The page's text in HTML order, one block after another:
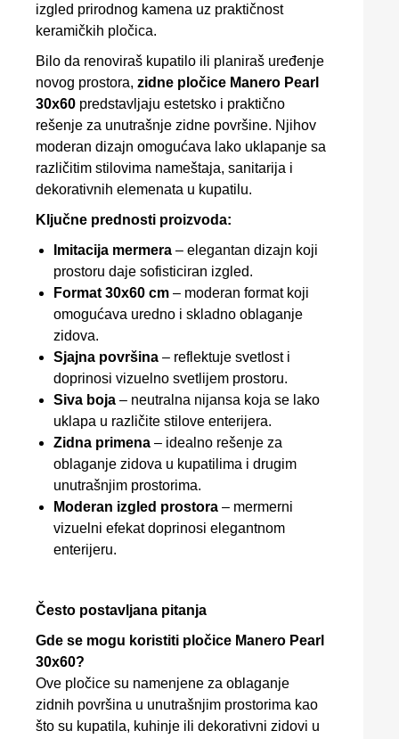
izgled prirodnog kamena uz praktičnost
keramičkih pločica.
Bilo da renoviraš kupatilo ili planiraš uređenje
novog prostora, zidne pločice Manero Pearl
30x60 predstavljaju estetsko i praktično
rešenje za unutrašnje zidne površine. Njihov
moderan dizajn omogućava lako uklapanje sa
različitim stilovima nameštaja, sanitarija i
dekorativnih elemenata u kupatilu.
Ključne prednosti proizvoda:
Imitacija mermera – elegantan dizajn koji
prostoru daje sofisticiran izgled.
Format 30x60 cm – moderan format koji
omogućava uredno i skladno oblaganje
zidova.
Sjajna površina – reflektuje svetlost i
doprinosi vizuelno svetlijem prostoru.
Siva boja – neutralna nijansa koja se lako
uklapa u različite stilove enterijera.
Zidna primena – idealno rešenje za
oblaganje zidova u kupatilima i drugim
unutrašnjim prostorima.
Moderan izgled prostora – mermerni
vizuelni efekat doprinosi elegantnom
enterijeru.
Često postavljana pitanja
Gde se mogu koristiti pločice Manero Pearl
30x60?
Ove pločice su namenjene za oblaganje
zidnih površina u unutrašnjim prostorima kao
što su kupatila, kuhinje ili dekorativni zidovi u